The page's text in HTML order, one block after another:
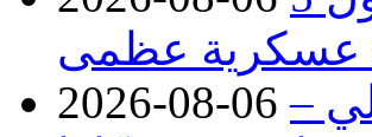
عسكرية عظمى
2026-08-06 –